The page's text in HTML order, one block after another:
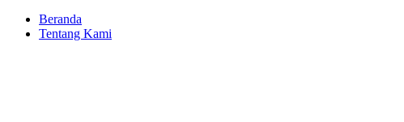
Beranda
Tentang Kami